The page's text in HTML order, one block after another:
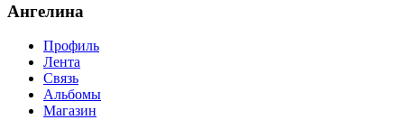
Ангелина
Профиль
Лента
Связь
Альбомы
Магазин